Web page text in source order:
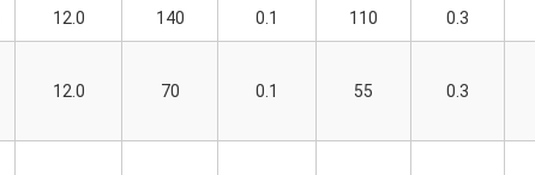
12.0 140 0.1 110 0.3
12.0 70 0.1 55 0.3